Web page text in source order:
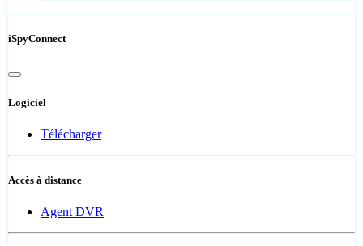
iSpyConnect
Logiciel
Télécharger
Accès à distance
Agent DVR